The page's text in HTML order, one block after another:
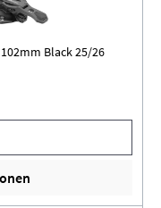
Black 25/26